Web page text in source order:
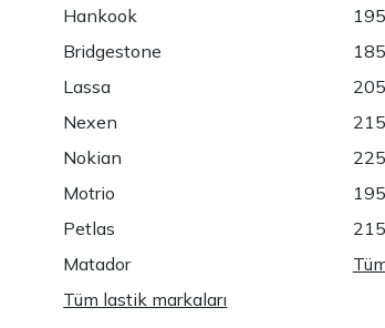
Hankook
Bridgestone
Lassa
Nexen
Nokian
Motrio
Petlas
Matador
Tüm lastik markaları